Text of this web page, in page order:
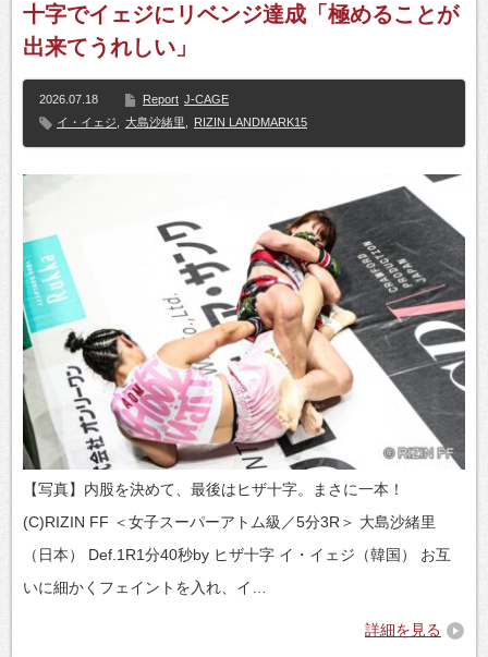
十字でイェジにリベンジ達成「極めることが
出来てうれしい」
2026.07.18 Report J-CAGE
イ・イェジ
大島沙緒里 RIZIN LANDMARK15
【写真】内股を決めて、最後はヒザ十字。まさに一本！
(C)RIZIN FF ＜女子スーパーアトム級／5分3R＞ 大島沙緒里
（日本） Def.1R1分40秒by ヒザ十字 イ・イェジ（韓国） お互
いに細かくフェイントを入れ、イ…
詳細を見る